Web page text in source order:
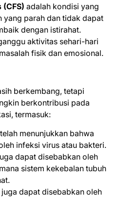
adalah kondisi yang
yang parah dan tidak dapat
dengan istirahat.
aktivitas sehari-hari
fisik dan emosional.
berkembang, tetapi
berkontribusi pada
termasuk:
menunjukkan bahwa
infeksi virus atau bakteri.
dapat disebabkan oleh
sistem kekebalan tubuh
juga dapat disebabkan oleh